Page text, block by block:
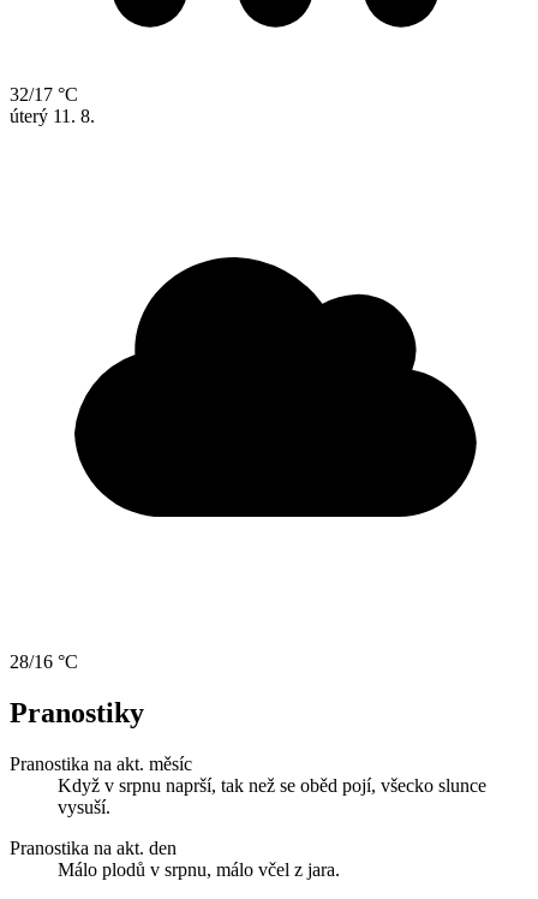
32/17 °C
úterý 11. 8.
28/16 °C
Pranostiky
Pranostika na akt. měsíc
Když v srpnu naprší, tak než se oběd pojí, všecko slunce
vysuší.
Pranostika na akt. den
Málo plodů v srpnu, málo včel z jara.